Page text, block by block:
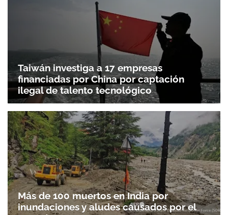
Taiwán investiga a 17 empresas
financiadas por China por captación
ilegal de talento tecnológico
Más de 100 muertos en India por
inundaciones y aludes causados por el